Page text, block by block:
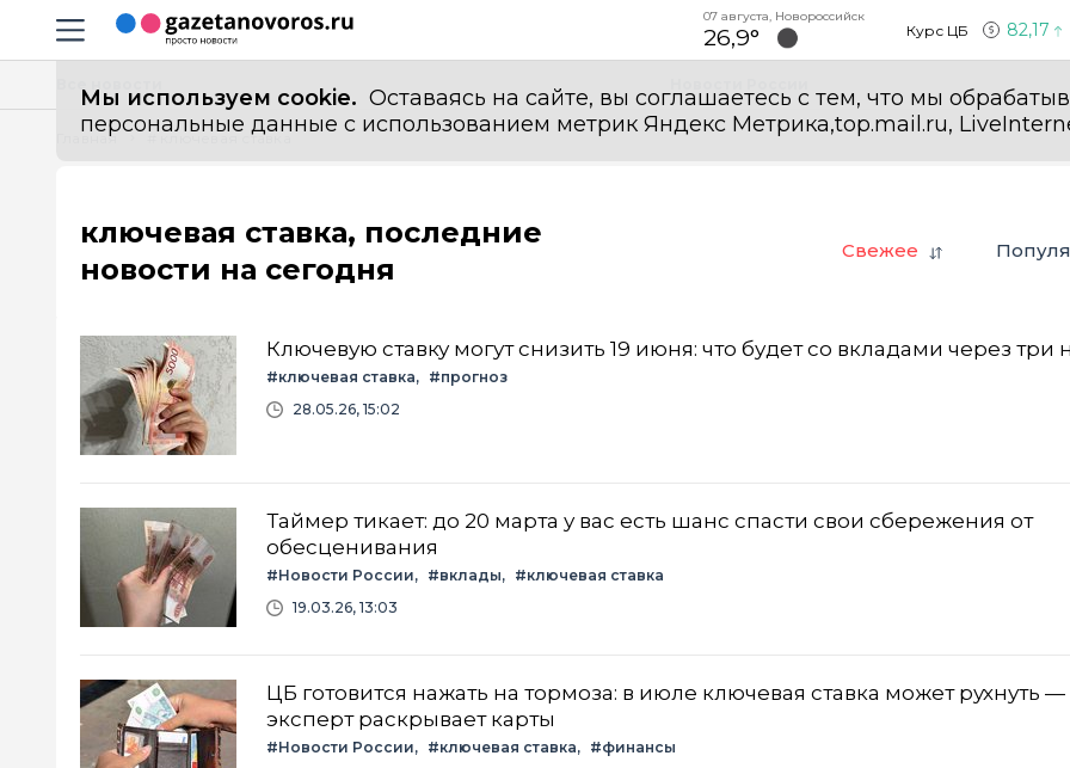
Навигация сайта
07 августа, Новороссийск
26,9° Курс ЦБ 82,17
Мы используем cookie. Оставаясь на сайте, вы соглашаетесь с тем, что мы
персональные данные с использованием метрик Яндекс Метрика,top.mail.ru,
Главная # ключевая ставка
ключевая ставка, последние
новости на сегодня
Свежее
Ключевую ставку могут снизить 19 июня: что будет со вкладами через три
#ключевая ставка
#прогноз
28.05.26, 15:02
Таймер тикает: до 20 марта у вас есть шанс спасти свои сбережения от
обесценивания
#Новости России #вклады
#ключевая ставка
19.03.26, 13:03
ЦБ готовится нажать на тормоза: в июле ключевая ставка может рухнуть —
эксперт раскрывает карты
#Новости России #ключевая ставка
#финансы